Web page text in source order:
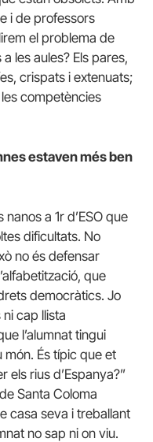
i de professors
el problema de
les aules? Els pares,
crispats i extenuats;
competències
estaven més ben
a 1r d’ESO que
dificultats. No
no és defensar
que
democràtics. Jo
cap llista
l’alumnat tingui
món. És típic que et
els rius d’Espanya?”
Santa Coloma
casa seva i treballant
no sap ni on viu.